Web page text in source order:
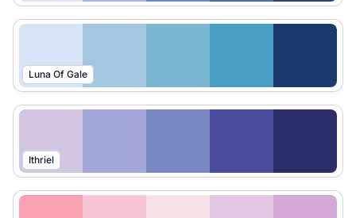
Luna Of Gale
Ithriel